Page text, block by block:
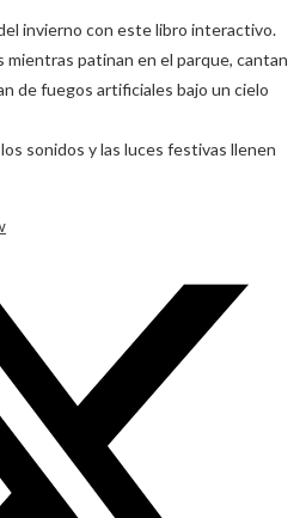
invierno con este libro interactivo.
patinan en el parque, cantan
de fuegos artificiales bajo un cielo
sonidos y las luces festivas llenen